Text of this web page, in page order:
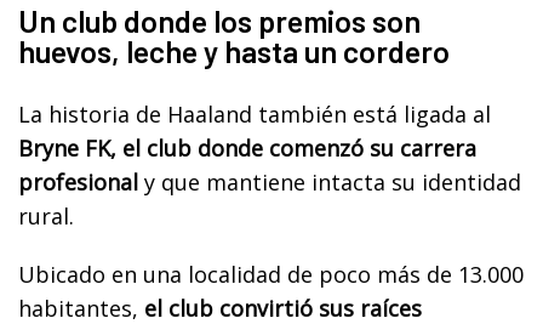
Un club donde los premios son
huevos, leche y hasta un cordero
La historia de Haaland también está ligada al
Bryne FK, el club donde comenzó su carrera
profesional y que mantiene intacta su identidad
rural.
Ubicado en una localidad de poco más de 13.000
habitantes, el club convirtió sus raíces